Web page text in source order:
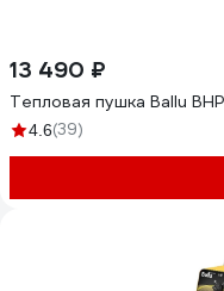
13 490 ₽
Тепловая пушка Ballu
4.6(39)